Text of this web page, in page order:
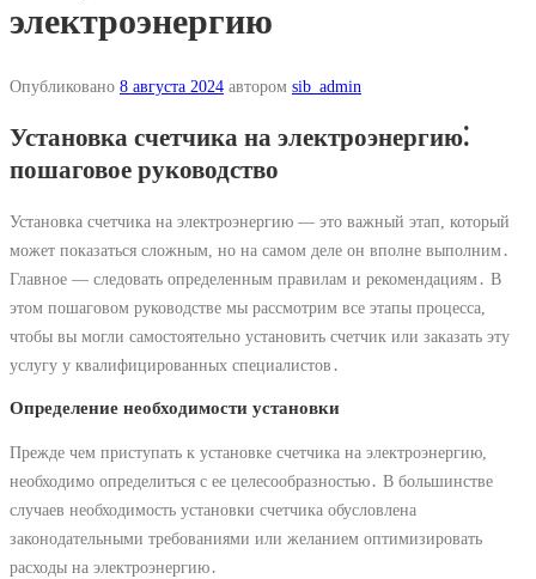
электроэнергию
Опубликовано 8 августа 2024 автором sib_admin
Установка счетчика на электроэнергию⁚
пошаговое руководство
Установка счетчика на электроэнергию — это важный этап, который
может показаться сложным, но на самом деле он вполне выполним․
Главное — следовать определенным правилам и рекомендациям․ В
этом пошаговом руководстве мы рассмотрим все этапы процесса,
чтобы вы могли самостоятельно установить счетчик или заказать эту
услугу у квалифицированных специалистов․
Определение необходимости установки
Прежде чем приступать к установке счетчика на электроэнергию,
необходимо определиться с ее целесообразностью․ В большинстве
случаев необходимость установки счетчика обусловлена
законодательными требованиями или желанием оптимизировать
расходы на электроэнергию․